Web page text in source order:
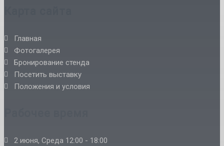
Главная
Фотогалерея
Бронирование стенда
Посетить выставку
Положения и условия
2 июня, Среда 12:00 - 18:00